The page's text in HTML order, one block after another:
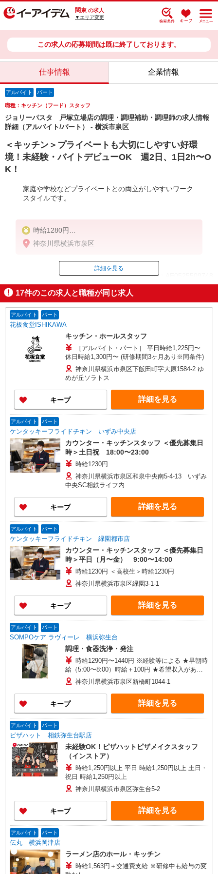
関東 の求人
▼エリア変更
この求人の応募期間は既に終了しております。
仕事情報 企業情報
アルバイト パート
職種：キッチン（フード）スタッフ
ジョリーパスタ 戸塚立場店の調理・調理補助・調理師の求人情報
詳細（アルバイト/パート） - 横浜市泉区
＜キッチン＞プライベートも大切にしやすい好環
境！未経験・バイトデビューOK 週2日、1日2h〜O
K！
家庭や学校などプライベートとの両立がしやすいワーク
スタイルです。
時給1280円
※22:00以降は時給1600円
※高校生時給1250円
■土日・祝手当
土日・祝は時給＋50円
神奈川県横浜市泉区
ID：AE0525509748
掲載期間終了
詳細を見る
17件のこの求人と職種が同じ求人
アルバイト パート
花板食堂ISHIKAWA
キッチン・ホールスタッフ
［アルバイト・パート］ 平日時給1,225円〜
休日時給1,300円〜 (研修期間3ヶ月あり※同条件)
神奈川県横浜市泉区下飯田町字大原1584-2 ゆ
めが丘ソラトス
キープ 詳細を見る
アルバイト パート
ケンタッキーフライドチキン いずみ中央店
カウンター・キッチンスタッフ ＜優先募集日
時＞土日祝 18:00〜23:00
時給1230円
神奈川県横浜市泉区和泉中央南5-4-13 いずみ
中央SC相鉄ライフ内
キープ 詳細を見る
アルバイト パート
ケンタッキーフライドチキン 緑園都市店
カウンター・キッチンスタッフ ＜優先募集日
時＞平日（月〜金） 9:00〜14:00
時給1230円 ＜高校生＞時給1230円
神奈川県横浜市泉区緑園3-1-1
キープ 詳細を見る
アルバイト パート
SOMPOケア ラヴィーレ 横浜弥生台
調理・食器洗浄・発注
時給1290円〜1440円 ※経験等による ★早朝時
給（5:00〜8:00）時給＋100円 ★希望収入があり
ましたら、ご相談いただければ希望条件に合うか
の確認もいたします。 ★時間外手当別途支給 ★上
記金額は働きがい向上手当を含みます。 ★働きが
い向上手当※26年6月改定（地域により異なる）
社会保険加入者は更に＋50円
神奈川県横浜市泉区新橋町1044-1
キープ 詳細を見る
アルバイト パート
ピザハット 相鉄弥生台駅店
未経験OK！ピザハットピザメイクスタッフ
（インストア）
時給1,250円以上 平日 時給1,250円以上 土日・
祝日 時給1,250円以上
神奈川県横浜市泉区弥生台5-2
キープ 詳細を見る
アルバイト パート
伝丸 横浜岡津店
ラーメン店のホール・キッチン
時給1,563円＋交通費支給 ※研修中も給与の変